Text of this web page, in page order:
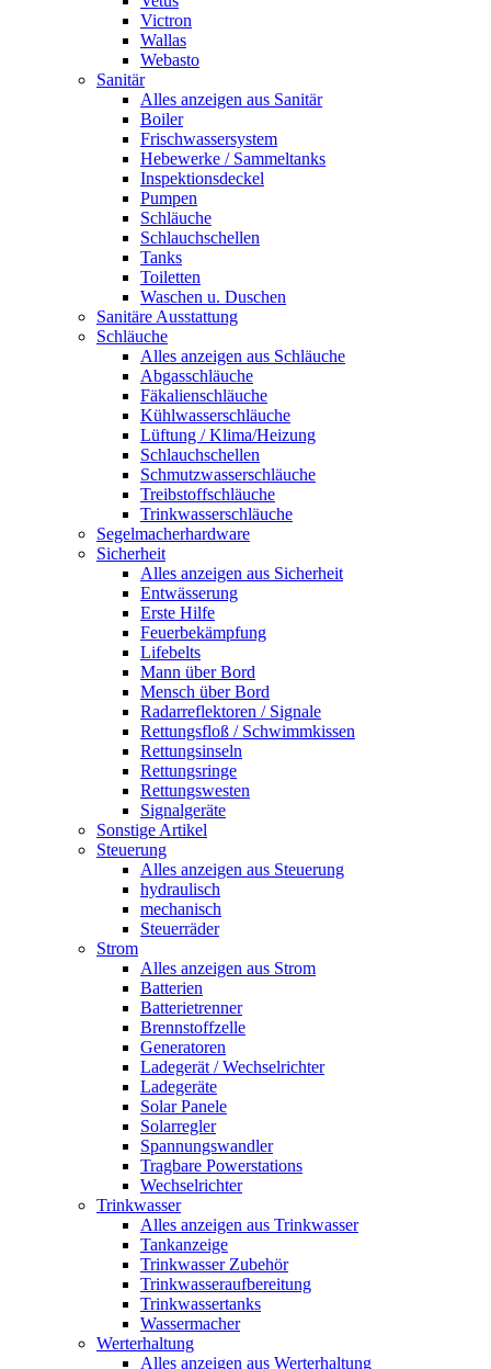
Victron
Wallas
Webasto
Sanitär
Alles anzeigen aus Sanitär
Boiler
Frischwassersystem
Hebewerke / Sammeltanks
Inspektionsdeckel
Pumpen
Schläuche
Schlauchschellen
Tanks
Toiletten
Waschen u. Duschen
Sanitäre Ausstattung
Schläuche
Alles anzeigen aus Schläuche
Abgasschläuche
Fäkalienschläuche
Kühlwasserschläuche
Lüftung / Klima/Heizung
Schlauchschellen
Schmutzwasserschläuche
Treibstoffschläuche
Trinkwasserschläuche
Segelmacherhardware
Sicherheit
Alles anzeigen aus Sicherheit
Entwässerung
Erste Hilfe
Feuerbekämpfung
Lifebelts
Mann über Bord
Mensch über Bord
Radarreflektoren / Signale
Rettungsfloß / Schwimmkissen
Rettungsinseln
Rettungsringe
Rettungswesten
Signalgeräte
Sonstige Artikel
Steuerung
Alles anzeigen aus Steuerung
hydraulisch
mechanisch
Steuerräder
Strom
Alles anzeigen aus Strom
Batterien
Batterietrenner
Brennstoffzelle
Generatoren
Ladegerät / Wechselrichter
Ladegeräte
Solar Panele
Solarregler
Spannungswandler
Tragbare Powerstations
Wechselrichter
Trinkwasser
Alles anzeigen aus Trinkwasser
Tankanzeige
Trinkwasser Zubehör
Trinkwasseraufbereitung
Trinkwassertanks
Wassermacher
Werterhaltung
Alles anzeigen aus Werterhaltung